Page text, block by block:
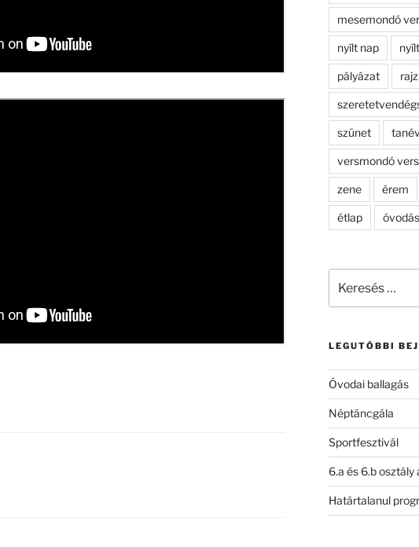
mesemondó
nyílt nap
pályázat rajz
szünet
versmondó
zene érem
étlap
következő
LEGUTÓBBI
Óvodai ballagás
Néptáncgála
Sportfesztivál
6.a és 6.b
Határtalanul